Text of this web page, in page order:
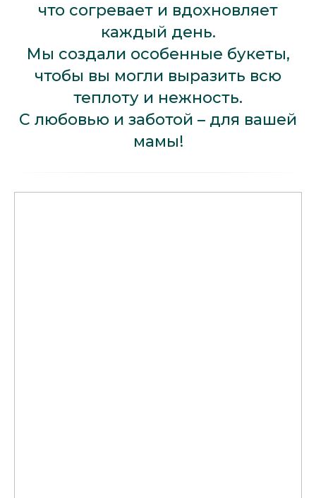
что согревает и вдохновляет
каждый день.
Мы создали особенные букеты,
чтобы вы могли выразить всю
теплоту и нежность.
С любовью и заботой – для вашей
мамы!